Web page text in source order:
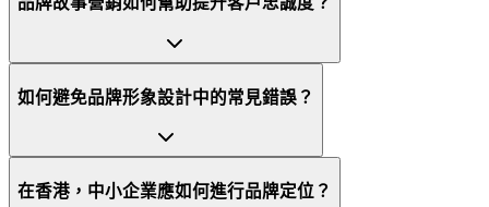
如何避免品牌形象設計中的常見錯誤？
在香港，中小企業應如何進行品牌定位？